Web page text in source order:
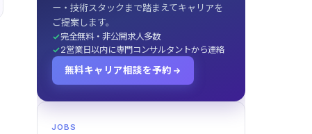
ー・技術スタックまで踏まえてキャリアを
ご提案します。
完全無料・非公開求人多数
2営業日以内に専門コンサルタントから連絡
無料キャリア相談を予約
JOBS